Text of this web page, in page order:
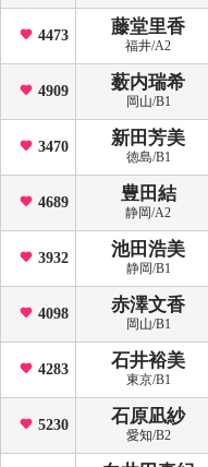
4473 藤堂里香
福井/A2
4909 薮内瑞希
岡山/B1
3470 新田芳美
徳島/B1
4689 豊田結
静岡/A2
3932 池田浩美
静岡/B1
4098 赤澤文香
岡山/B1
4283 石井裕美
東京/B1
5230 石原凪紗
愛知/B2